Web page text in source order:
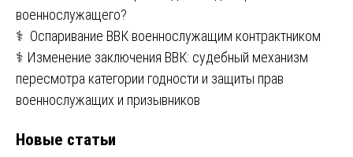
военнослужащего?
⚕️ Оспаривание ВВК военнослужащим контрактником
⚕️ Изменение заключения ВВК: судебный механизм
пересмотра категории годности и защиты прав
военнослужащих и призывников
Новые статьи